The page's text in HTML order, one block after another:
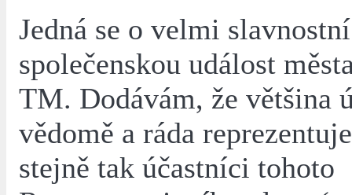
Jedná se o velmi slavnostní
společenskou událost
TM. Dodávám, že většina
vědomě a ráda
stejně tak účastníci tohoto